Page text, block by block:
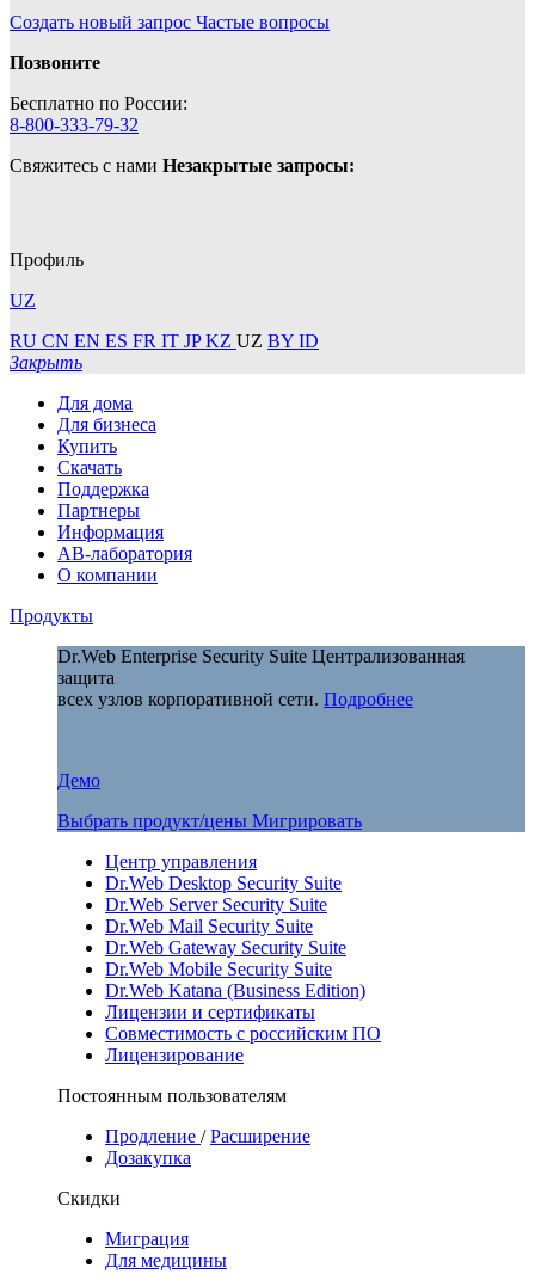
Создать новый запрос Частые вопросы
Позвоните
Бесплатно по России:
8-800-333-79-32
Свяжитесь с нами Незакрытые запросы:
Профиль
UZ
RU CN EN ES FR IT JPKZ UZ BY ID
Закрыть
Для дома
Для бизнеса
Купить
Скачать
Поддержка
Партнеры
Информация
АВ-лаборатория
О компании
Продукты
Dr.Web Enterprise Security Suite Централизованная
защита
всех узлов корпоративной сети. Подробнее
Демо
Выбрать продукт/цены Мигрировать
Центр управления
Dr.Web Desktop Security Suite
Dr.Web Server Security Suite
Dr.Web Mail Security Suite
Dr.Web Gateway Security Suite
Dr.Web Mobile Security Suite
Dr.Web Katana (Business Edition)
Лицензии и сертификаты
Совместимость с российским ПО
Лицензирование
Постоянным пользователям
Продление /Расширение
Дозакупка
Скидки
Миграция
Для медицины